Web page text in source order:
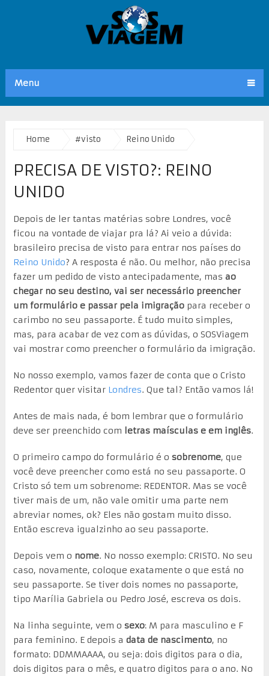
Menu
Home #visto Reino Unido
PRECISA DE VISTO?: REINO
UNIDO
Depois de ler tantas matérias sobre Londres, você
ficou na vontade de viajar pra lá? Ai veio a dúvida:
brasileiro precisa de visto para entrar nos países do
Reino Unido? A resposta é não. Ou melhor, não precisa
fazer um pedido de visto antecipadamente, mas ao
chegar no seu destino, vai ser necessário preencher
um formulário e passar pela imigraçãopara receber o
carimbo no seu passaporte. É tudo muito simples,
mas, para acabar de vez com as dúvidas, o SOSViagem
vai mostrar como preencher o formulário da imigração.
No nosso exemplo, vamos fazer de conta que o Cristo
Redentor quer visitar Londres. Que tal? Então vamos lá!
Antes de mais nada, é bom lembrar que o formulário
deve ser preenchido com letras maísculas e em inglês.
O primeiro campo do formulário é o sobrenome, que
você deve preencher como está no seu passaporte. O
Cristo só tem um sobrenome: REDENTOR. Mas se você
tiver mais de um, não vale omitir uma parte nem
abreviar nomes, ok? Eles não gostam muito disso.
Então escreva igualzinho ao seu passaporte.
Depois vem o nome. No nosso exemplo: CRISTO. No seu
caso, novamente, coloque exatamente o que está no
seu passaporte. Se tiver dois nomes no passaporte,
tipo Marília Gabriela ou Pedro José, escreva os dois.
Na linha seguinte, vem o sexo: M para masculino e F
para feminino. E depois a data de nascimento, no
formato: DDMMAAAA, ou seja: dois digitos para o dia,
dois digitos para o mês, e quatro digitos para o ano. No